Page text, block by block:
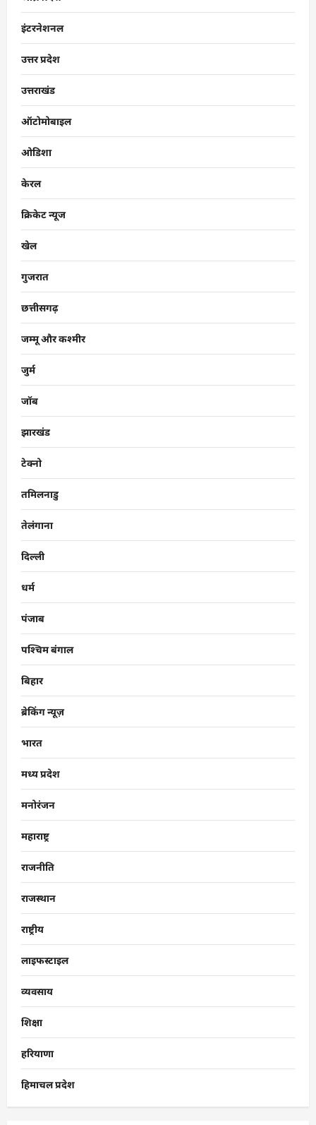
इंटरनेशनल
उत्तर प्रदेश
उत्तराखंड
ऑटोमोबाइल
ओडिशा
केरल
क्रिकेट न्यूज
खेल
गुजरात
छत्तीसगढ़
जम्मू और कश्मीर
जुर्म
जॉब
झारखंड
टेक्नो
तमिलनाडु
तेलंगाना
दिल्ली
धर्म
पंजाब
पश्चिम बंगाल
बिहार
ब्रेकिंग न्यूज़
भारत
मध्य प्रदेश
मनोरंजन
महाराष्ट्र
राजनीति
राजस्थान
राष्ट्रीय
लाइफस्टाइल
व्यवसाय
शिक्षा
हरियाणा
हिमाचल प्रदेश